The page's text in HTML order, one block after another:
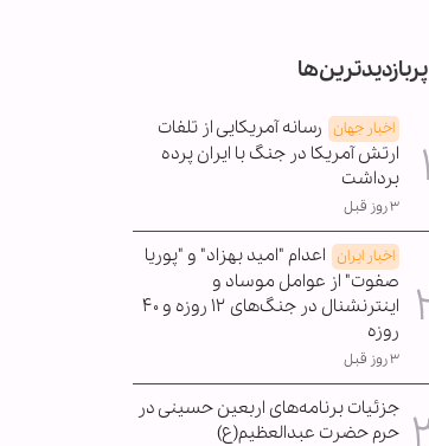
پربازدیدترین‌ها
اخبار جهان رسانه آمریکایی از تلفات
ارتش آمریکا در جنگ با ایران پرده
برداشت
۳ روز قبل
اخبار ایران اعدام "امید بهزاد" و "پوریا
صفوت" از عوامل موساد و
اینترنشنال در جنگ‌های ۱۲ روزه و ۴۰
روزه
۳ روز قبل
جزئیات برنامه‌های اربعین حسینی در
حرم حضرت عبدالعظیم(ع)